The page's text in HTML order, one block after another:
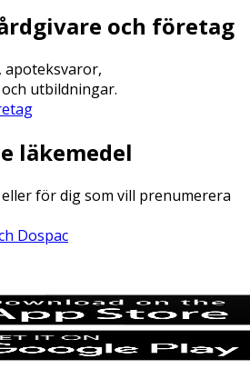
och företag
apoteksvaror,
utbildningar.
läkemedel
för dig som vill prenumerera
Dospac